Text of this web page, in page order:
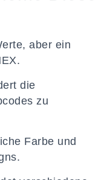
aber ein
die
zu
Farbe und